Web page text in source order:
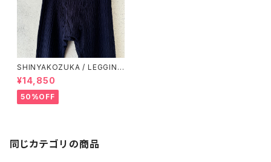
SHINYAKOZUKA / LEGGING
S / UNDER WATER
¥14,850
50%OFF
同じカテゴリの商品